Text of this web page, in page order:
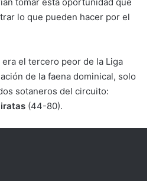
lo que pueden hacer por el
era el tercero peor de la Liga
de la faena dominical, solo
sotaneros del circuito:
(44-80).